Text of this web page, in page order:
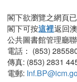
閣下欲瀏覽之網頁已
閣下可按這裡返回
公共圖書館管理廳
電話： (853)
傳真: (853) 2831
電郵: